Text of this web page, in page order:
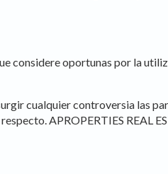
considere oportunas por la
cualquier controversia las
APROPERTIES REAL